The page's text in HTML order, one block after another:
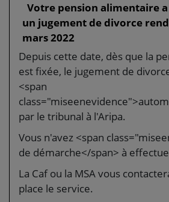
Votre pension alimentaire
un jugement de divorce
mars 2022
Depuis cette date, dès que la
est fixée, le jugement de
<span
par le tribunal à l'Aripa.
Vous n'avez <span
de démarche</span> à
La Caf ou la MSA vous
place le service.